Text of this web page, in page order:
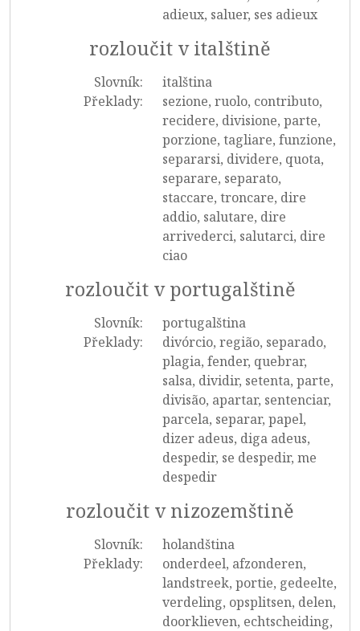
adieux, saluer, ses adieux
rozloučit v italštině
Slovník:
italština
Překlady:
sezione, ruolo, contributo,
recidere, divisione, parte,
porzione, tagliare, funzione,
separarsi, dividere, quota,
separare, separato,
staccare, troncare, dire
addio, salutare, dire
arrivederci, salutarci, dire
ciao
rozloučit v portugalštině
Slovník:
portugalština
Překlady:
divórcio, região, separado,
plagia, fender, quebrar,
salsa, dividir, setenta, parte,
divisão, apartar, sentenciar,
parcela, separar, papel,
dizer adeus, diga adeus,
despedir, se despedir, me
despedir
rozloučit v nizozemštině
Slovník:
holandština
Překlady:
onderdeel, afzonderen,
landstreek, portie, gedeelte,
verdeling, opsplitsen, delen,
doorklieven, echtscheiding,